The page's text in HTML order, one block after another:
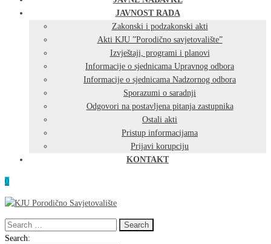
JAVNOST RADA
Zakonski i podzakonski akti
Akti KJU ”Porodično savjetovalište”
Izvještaji, programi i planovi
Informacije o sjednicama Upravnog odbora
Informacije o sjednicama Nadzornog odbora
Sporazumi o saradnji
Odgovori na postavljena pitanja zastupnika
Ostali akti
Pristup informacijama
Prijavi korupciju
KONTAKT
0
Search
for:
Search
Search: